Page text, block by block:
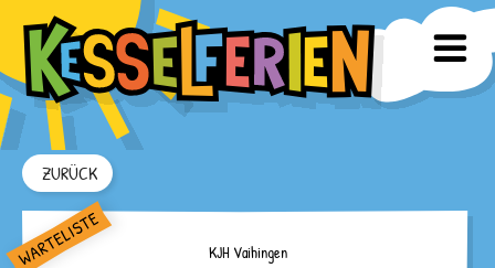
ZURÜCK
KJH Vaihingen